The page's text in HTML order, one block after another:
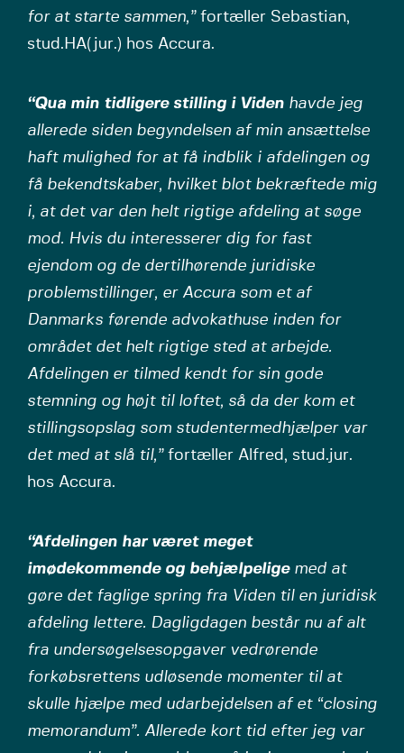
for at starte sammen,” fortæller Sebastian,
stud.HA(jur.) hos Accura.
“Qua min tidligere stilling i Viden havde jeg
allerede siden begyndelsen af min ansættelse
haft mulighed for at få indblik i afdelingen og
få bekendtskaber, hvilket blot bekræftede mig
i, at det var den helt rigtige afdeling at søge
mod. Hvis du interesserer dig for fast
ejendom og de dertilhørende juridiske
problemstillinger, er Accura som et af
Danmarks førende advokathuse inden for
området det helt rigtige sted at arbejde.
Afdelingen er tilmed kendt for sin gode
stemning og højt til loftet, så da der kom et
stillingsopslag som studentermedhjælper var
det med at slå til,” fortæller Alfred, stud.jur.
hos Accura.
“Afdelingen har været meget
imødekommende og behjælpeligemed at
gøre det faglige spring fra Viden til en juridisk
afdeling lettere. Dagligdagen består nu af alt
fra undersøgelsesopgaver vedrørende
forkøbsrettens udløsende momenter til at
skulle hjælpe med udarbejdelsen af et “closing
memorandum”. Allerede kort tid efter jeg var